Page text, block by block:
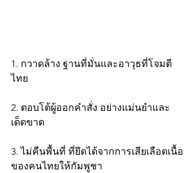
1. กวาดล้าง ฐานที่มั่นและอาวุธที่โจมตี
ไทย
2. ตอบโต้ผู้ออกคำสั่ง อย่างแม่นยำและ
เด็ดขาด
3. ไม่คืนพื้นที่ ที่ยึดได้จากการเสียเลือดเนื้อ
ของคนไทยให้กัมพูชา